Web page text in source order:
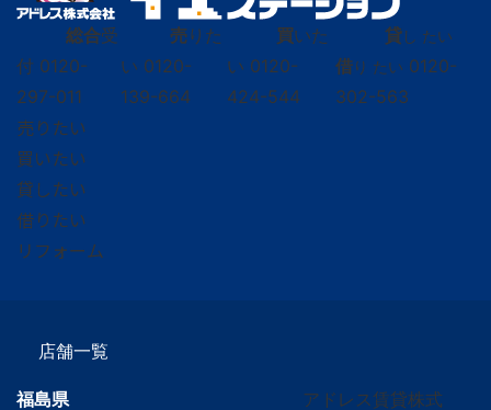
総合受
付 0120-
297-011
売りた
い 0120-
139-664
買いた
い 0120-
424-544
貸し たい
借り たい 0120-
302-563
売りたい
買いたい
貸したい
借りたい
リフォーム
店舗一覧
福島県
アドレス賃貸株式